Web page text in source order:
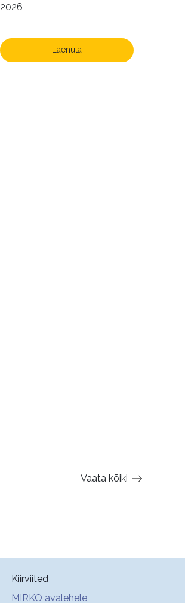
2026
Laenuta
Vaata kõiki
Kiirviited
MIRKO avalehele